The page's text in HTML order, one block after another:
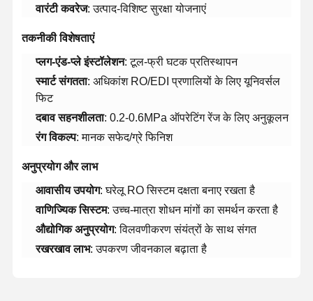
​वारंटी कवरेज​​: उत्पाद-विशिष्ट सुरक्षा योजनाएं
​तकनीकी विशेषताएं​
​प्लग-एंड-प्ले इंस्टॉलेशन​​: टूल-फ्री घटक प्रतिस्थापन
​स्मार्ट संगतता​​: अधिकांश RO/EDI प्रणालियों के लिए यूनिवर्सल
फिट
​दबाव सहनशीलता​​: 0.2-0.6MPa ऑपरेटिंग रेंज के लिए अनुकूलन
​रंग विकल्प​​: मानक सफेद/ग्रे फिनिश
​अनुप्रयोग और लाभ​
​आवासीय उपयोग​​: घरेलू RO सिस्टम दक्षता बनाए रखता है
​वाणिज्यिक सिस्टम​​: उच्च-मात्रा शोधन मांगों का समर्थन करता है
​औद्योगिक अनुप्रयोग​​: विलवणीकरण संयंत्रों के साथ संगत
​रखरखाव लाभ​​: उपकरण जीवनकाल बढ़ाता है